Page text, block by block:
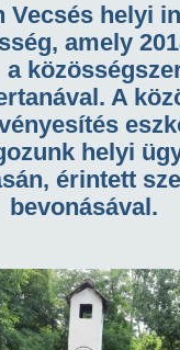
Vecsés helyi
amely
A
helyi
érintett
bevonásával.